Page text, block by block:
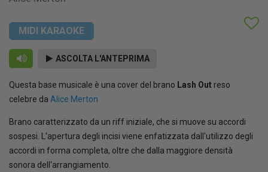
MIDI KARAOKE
ASCOLTA L'ANTEPRIMA
Questa base musicale è una cover del brano Lash Out reso
celebre da Alice Merton
Brano caratterizzato da un riff iniziale, che si muove su accordi
sospesi. L'apertura degli incisi viene enfatizzata dall'utilizzo degli
accordi in forma completa, oltre che dalla maggiore densità
sonora dell'arrangiamento.